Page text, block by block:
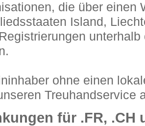
die über einen
Island,
ohne einen
Treuhandservice
für .FR, .CH